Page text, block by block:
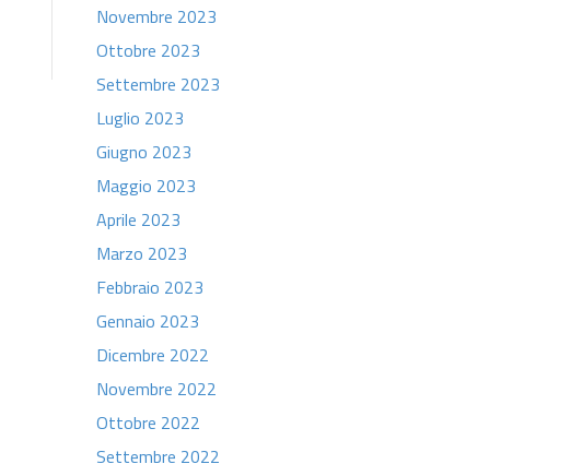
Novembre 2023
Ottobre 2023
Settembre 2023
Luglio 2023
Giugno 2023
Maggio 2023
Aprile 2023
Marzo 2023
Febbraio 2023
Gennaio 2023
Dicembre 2022
Novembre 2022
Ottobre 2022
Settembre 2022